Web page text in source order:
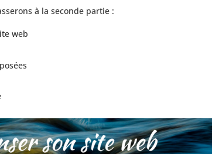
à la seconde partie :
web